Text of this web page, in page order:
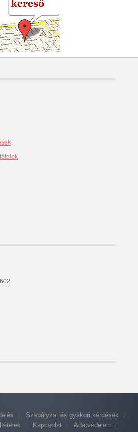
Szabályzat és gyakori kérdések
Kapcsolat
Adatvédelem